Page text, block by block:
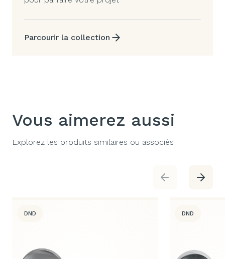
Parcourir la collection
Vous aimerez aussi
Explorez les produits similaires ou associés
DND DND